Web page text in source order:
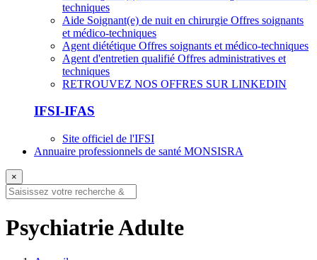
techniques
Aide Soignant(e) de nuit en chirurgie Offres soignants
et médico-techniques
Agent diététique Offres soignants et médico-techniques
Agent d'entretien qualifié Offres administratives et
techniques
RETROUVEZ NOS OFFRES SUR LINKEDIN
IFSI-IFAS
Site officiel de l'IFSI
Annuaire professionnels de santé MONSISRA
×
Psychiatrie Adulte